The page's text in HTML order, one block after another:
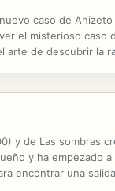
caso de
el misterioso caso
de descubrir la
y de Las sombras
y ha empezado
encontrar una